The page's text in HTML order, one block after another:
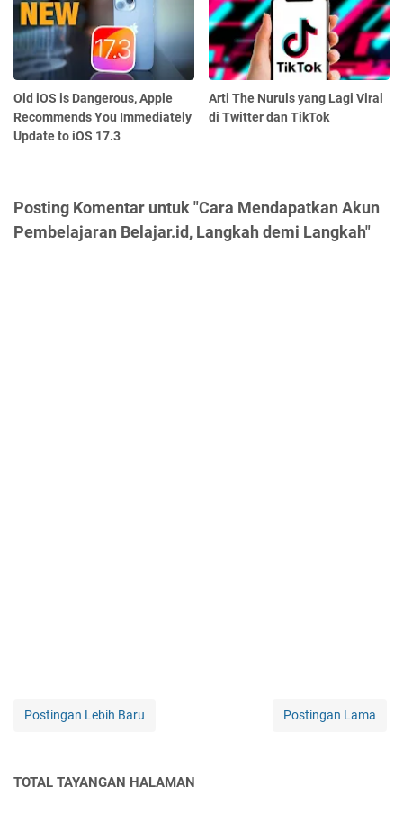
Old iOS is Dangerous, Apple
Recommends You Immediately
Update to iOS 17.3
Arti The Nuruls yang Lagi Viral
di Twitter dan TikTok
Posting Komentar untuk "Cara Mendapatkan Akun
Pembelajaran Belajar.id, Langkah demi Langkah"
Postingan Lebih Baru Postingan Lama
TOTAL TAYANGAN HALAMAN